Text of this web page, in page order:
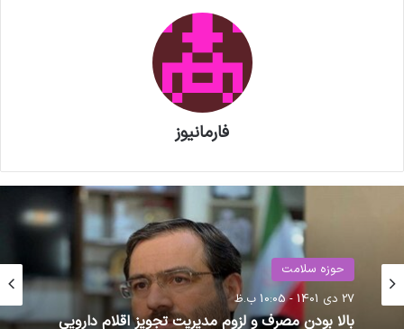
خدمت رسانی به تولید کنندگان مواد
دارویی و ملزومات بسته بندی دارویی
فارمانیوز
حوزه سلامت
27 دی 1401 - 10:05 ب.ظ
حوزه سلامت
29 فروردین 1405 - 4:57 ب.ظ